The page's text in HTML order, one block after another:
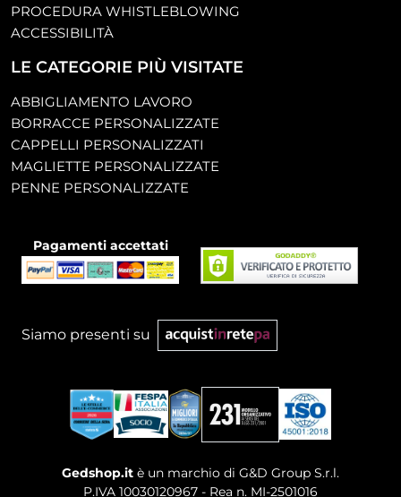
PROCEDURA WHISTLEBLOWING
ACCESSIBILITÀ
LE CATEGORIE PIÙ VISITATE
ABBIGLIAMENTO LAVORO
BORRACCE PERSONALIZZATE
CAPPELLI PERSONALIZZATI
MAGLIETTE PERSONALIZZATE
PENNE PERSONALIZZATE
Pagamenti accettati
Siamo presenti su
Gedshop.it è un marchio di G&D Group S.r.l.
P.IVA 10030120967 - Rea n. MI-2501016